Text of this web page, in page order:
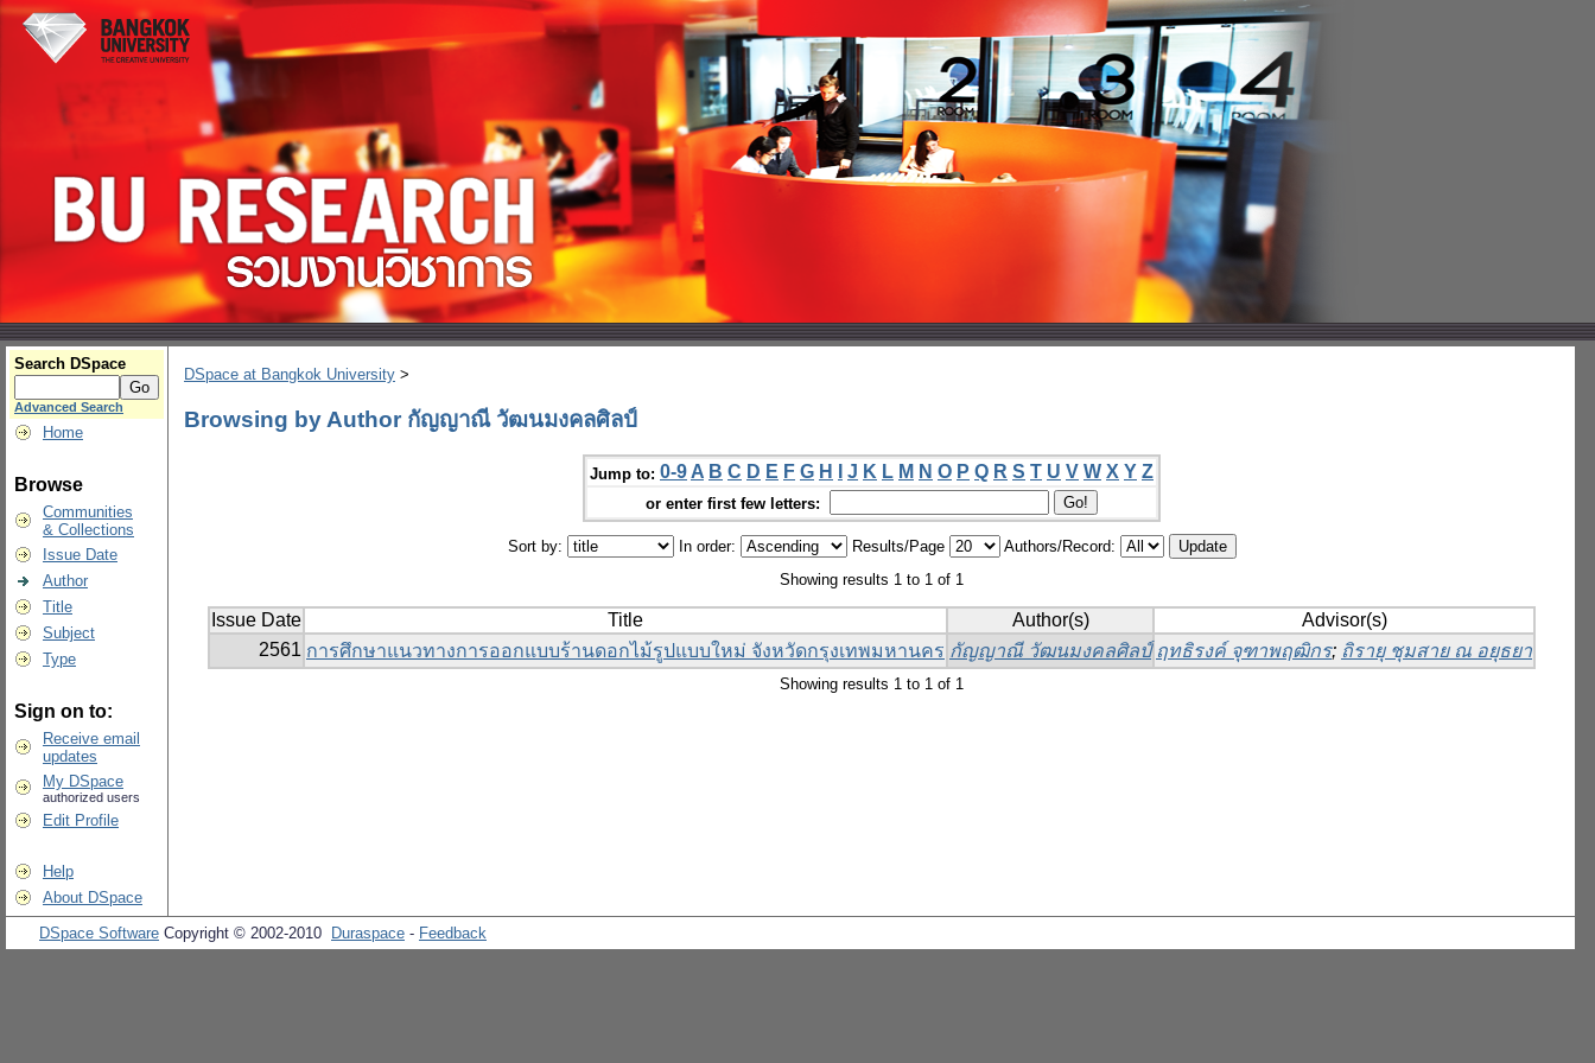
Search DSpace
Advanced Search
Home
Browse
Communities
& Collections
Issue Date
Author
Title
Subject
Type
Sign on to:
Receive email
updates
My DSpace
authorized users
Edit Profile
Help
About DSpace
DSpace at Bangkok University >
Browsing by Author กัญญาณี วัฒนมงคลศิลป์
Jump to: 0-9 A B C D E F G H J K L M N O P Q R S T U V W X Y Z
or enter first few letters:
Sort by: In order: Results/Page
Authors/Record:
Showing results 1 to 1 of 1
Issue Date Title Author(s)
Advisor(s)
2561 การศึกษาแนวทางการออกแบบร้านดอกไม้รูปแบบใหม่ จังหวัดกรุงเทพมหานคร กัญญาณี วัฒนมงคลศิลป์ ฤทธิรงค์ จุฑาพฤฒิกร; ถิรายุ ชุมสาย ณ อยุธยา
Showing results 1 to 1 of 1
DSpace Software Copyright © 2002-2010 Duraspace - Feedback